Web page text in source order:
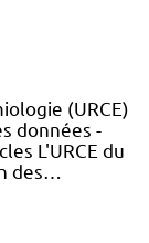
(URCE)
données -
L'URCE du
des…